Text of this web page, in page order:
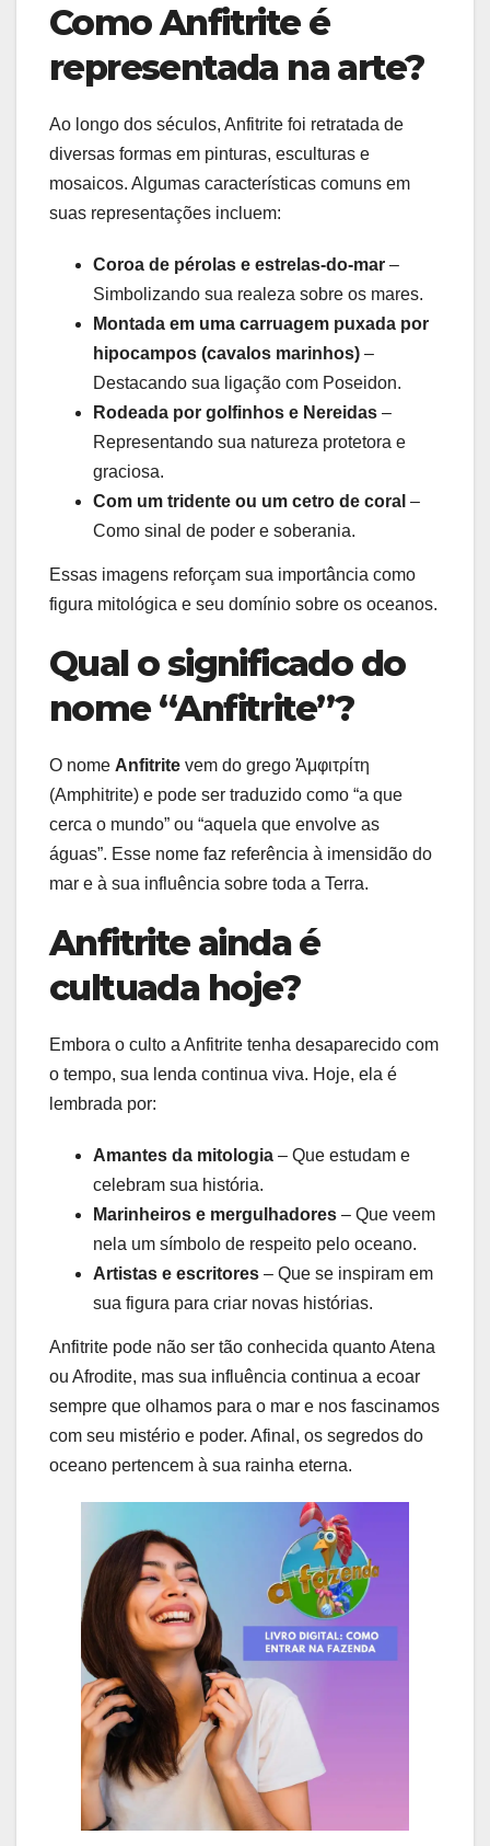
Como Anfitrite é
representada na arte?
Ao longo dos séculos, Anfitrite foi retratada de
diversas formas em pinturas, esculturas e
mosaicos. Algumas características comuns em
suas representações incluem:
Coroa de pérolas e estrelas-do-mar –
Simbolizando sua realeza sobre os mares.
Montada em uma carruagem puxada por
hipocampos (cavalos marinhos) –
Destacando sua ligação com Poseidon.
Rodeada por golfinhos e Nereidas –
Representando sua natureza protetora e
graciosa.
Com um tridente ou um cetro de coral –
Como sinal de poder e soberania.
Essas imagens reforçam sua importância como
figura mitológica e seu domínio sobre os oceanos.
Qual o significado do
nome “Anfitrite”?
O nome Anfitrite vem do grego Ἀμφιτρίτη
(Amphitrite) e pode ser traduzido como “a que
cerca o mundo” ou “aquela que envolve as
águas”. Esse nome faz referência à imensidão do
mar e à sua influência sobre toda a Terra.
Anfitrite ainda é
cultuada hoje?
Embora o culto a Anfitrite tenha desaparecido com
o tempo, sua lenda continua viva. Hoje, ela é
lembrada por:
Amantes da mitologia – Que estudam e
celebram sua história.
Marinheiros e mergulhadores – Que veem
nela um símbolo de respeito pelo oceano.
Artistas e escritores – Que se inspiram em
sua figura para criar novas histórias.
Anfitrite pode não ser tão conhecida quanto Atena
ou Afrodite, mas sua influência continua a ecoar
sempre que olhamos para o mar e nos fascinamos
com seu mistério e poder. Afinal, os segredos do
oceano pertencem à sua rainha eterna.